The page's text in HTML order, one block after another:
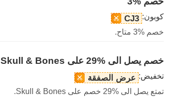
كوبون: CJ3
خصم %3 متاح.
خصم يصل الى %29 على Skull & Bones
تخفيض: عرض الصفقة
تمتع يصل الى %29 خصم على Skull & Bones.